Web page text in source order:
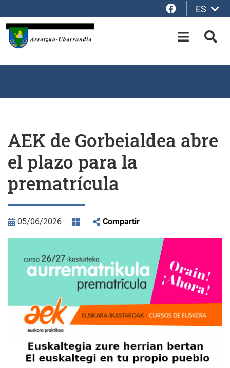
Facebook
ES
OPEN-
AEK de Gorbeialdea abre
el plazo para la
prematrícula
05/06/2026 Compartir